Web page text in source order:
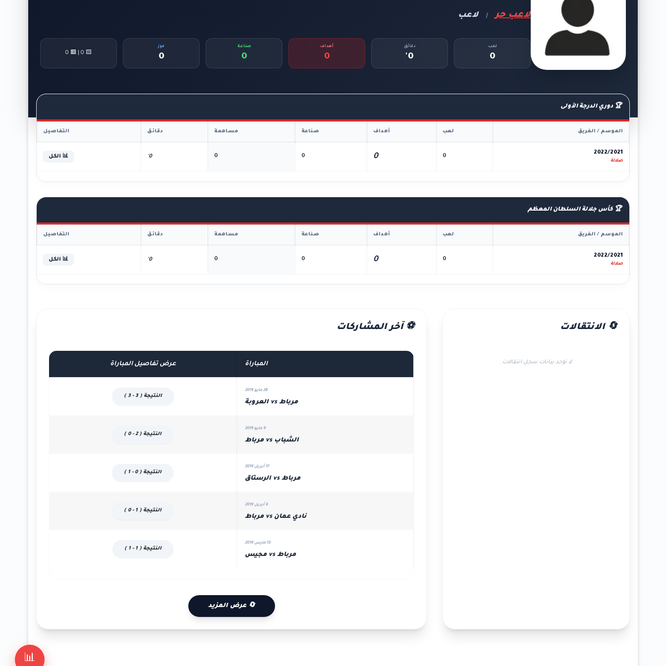
📊
لاعب حر | لاعب
لعب
0
دقائق
0'
أهداف
0
صناعة
0
فوز
0
🟨 0 | 🟥 0
🏆 دوري الدرجة الأولى
الموسم / الفريق لعب أهداف صناعة مساهمة دقائق التفاصيل
2022/2021
صلالة
0
0
0
0
0' 📊 الكل
🏆 كأس جلالة السلطان المعظم
الموسم / الفريق لعب أهداف صناعة مساهمة دقائق التفاصيل
2022/2021
صلالة
0
0
0
0
0' 📊 الكل
🔄 الانتقالات
لا توجد بيانات سجل انتقالات.
⚽ آخر المشاركات
المباراة عرض تفاصيل المباراة
28 مايو 2019
مرباط vs العروبة
النتيجة ( 3 - 3 )
9 مايو 2019
الشباب vs مرباط
النتيجة ( 2 - 0 )
17 أبريل 2019
مرباط vs الرستاق
النتيجة ( 0 - 1 )
6 أبريل 2019
نادي عمان vs مرباط
النتيجة ( 1 - 0 )
13 مارس 2019
مرباط vs مجيس
النتيجة ( 1 - 1 )
🔄 عرض المزيد